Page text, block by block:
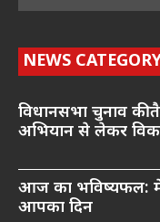
NEWS
विधानसभा चुनाव की
अभियान से लेकर
आज का भविष्यफल:
आपका दिन